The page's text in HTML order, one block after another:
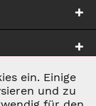
Aktivein. Einige
und zu